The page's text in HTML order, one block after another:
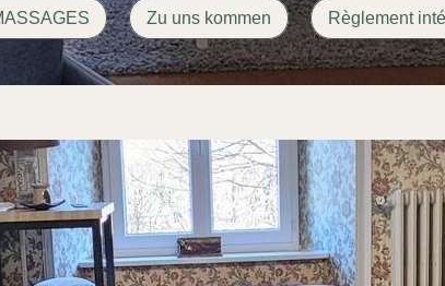
Zu uns kommen Règlement